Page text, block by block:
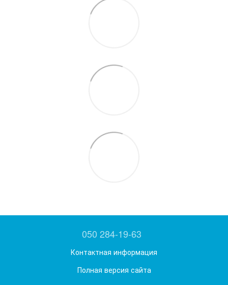
050 284-19-63
Контактная информация
Полная версия сайта